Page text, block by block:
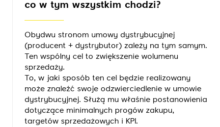
co w tym wszystkim chodzi?
Obydwu stronom umowy dystrybucyjnej
(producent + dystrybutor) zależy na tym samym.
Ten wspólny cel to zwiększenie wolumenu
sprzedaży.
To, w jaki sposób ten cel będzie realizowany
może znaleźć swoje odzwierciedlenie w umowie
dystrybucyjnej. Służą mu właśnie postanowienia
dotyczące minimalnych progów zakupu,
targetów sprzedażowych i KPI.